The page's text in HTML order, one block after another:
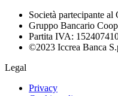
Società partecipante
Gruppo Bancario
Partita IVA:
©2023 Iccrea Banca
Legal
Privacy